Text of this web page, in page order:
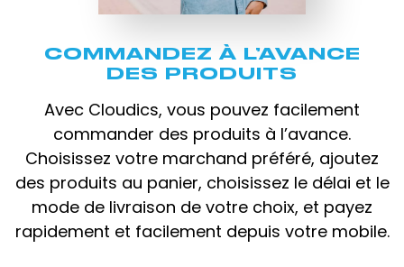
COMMANDEZ À L’AVANCE
DES PRODUITS
Avec Cloudics, vous pouvez facilement
commander des produits à l’avance.
Choisissez votre marchand préféré, ajoutez
des produits au panier, choisissez le délai et le
mode de livraison de votre choix, et payez
rapidement et facilement depuis votre mobile.